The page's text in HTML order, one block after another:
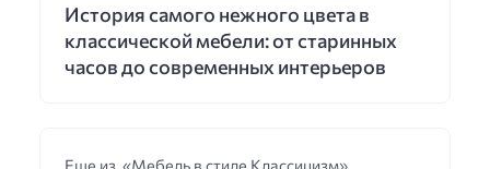
История самого нежного цвета в
классической мебели: от старинных
часов до современных интерьеров
Еще из «Мебель в стиле Классицизм»